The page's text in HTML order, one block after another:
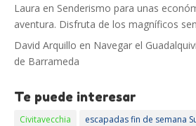
Laura en Senderismo para unas
aventura. Disfruta de los magníficos
David Arquillo en Navegar el
de Barrameda
Te puede interesar
Civitavecchia escapadas fin de semana